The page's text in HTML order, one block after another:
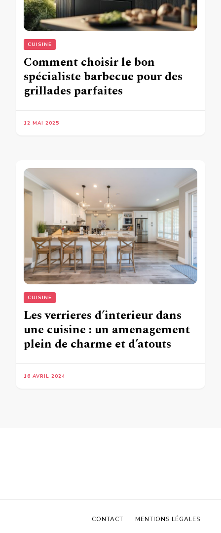
CUISINE
Comment choisir le bon
spécialiste barbecue pour des
grillades parfaites
12 MAI 2025
CUISINE
Les verrieres d’interieur dans
une cuisine : un amenagement
plein de charme et d’atouts
16 AVRIL 2024
CONTACT MENTIONS LÉGALES